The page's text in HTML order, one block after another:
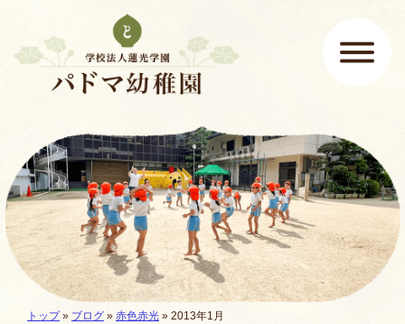
メインメニュー
ここから本文です。
現在地:
トップ» ブログ » 赤色赤光 » 2013年1月